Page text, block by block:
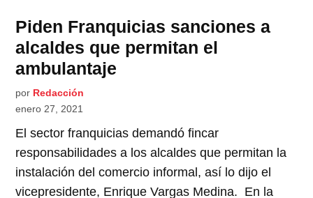
Piden Franquicias sanciones a
alcaldes que permitan el
ambulantaje
por Redacción
enero 27, 2021
El sector franquicias demandó fincar
responsabilidades a los alcaldes que permitan la
instalación del comercio informal, así lo dijo el
vicepresidente, Enrique Vargas Medina. En la